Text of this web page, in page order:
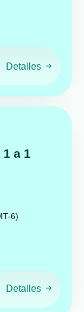
Detalles
a 1
6)
Detalles